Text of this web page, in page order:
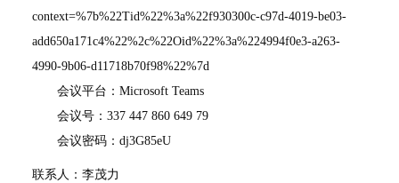
context=%7b%22Tid%22%3a%22f930300c-c97d-4019-be03-
add650a171c4%22%2c%22Oid%22%3a%224994f0e3-a263-
4990-9b06-d11718b70f98%22%7d
会议平台：Microsoft Teams
会议号：337 447 860 649 79
会议密码：dj3G85eU
联系人：李茂力